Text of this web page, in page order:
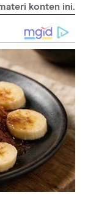
with-swollen-
konten ini.